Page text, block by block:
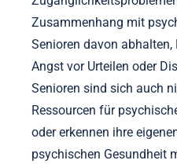
Zusammenhang mit
Senioren davon
Angst vor Urteilen oder
Senioren sind sich auch
Ressourcen für
oder erkennen ihre
psychischen Gesundheit